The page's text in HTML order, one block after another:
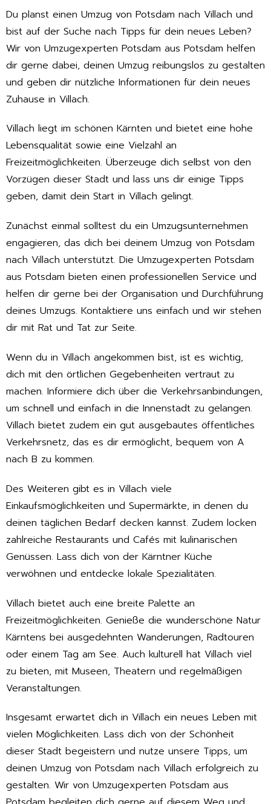
Du planst einen Umzug von Potsdam nach Villach und
bist auf der Suche nach Tipps für dein neues Leben?
Wir von Umzugexperten Potsdam aus Potsdam helfen
dir gerne dabei, deinen Umzug reibungslos zu gestalten
und geben dir nützliche Informationen für dein neues
Zuhause in Villach.
Villach liegt im schönen Kärnten und bietet eine hohe
Lebensqualität sowie eine Vielzahl an
Freizeitmöglichkeiten. Überzeuge dich selbst von den
Vorzügen dieser Stadt und lass uns dir einige Tipps
geben, damit dein Start in Villach gelingt.
Zunächst einmal solltest du ein Umzugsunternehmen
engagieren, das dich bei deinem Umzug von Potsdam
nach Villach unterstützt. Die Umzugexperten Potsdam
aus Potsdam bieten einen professionellen Service und
helfen dir gerne bei der Organisation und Durchführung
deines Umzugs. Kontaktiere uns einfach und wir stehen
dir mit Rat und Tat zur Seite.
Wenn du in Villach angekommen bist, ist es wichtig,
dich mit den örtlichen Gegebenheiten vertraut zu
machen. Informiere dich über die Verkehrsanbindungen,
um schnell und einfach in die Innenstadt zu gelangen.
Villach bietet zudem ein gut ausgebautes öffentliches
Verkehrsnetz, das es dir ermöglicht, bequem von A
nach B zu kommen.
Des Weiteren gibt es in Villach viele
Einkaufsmöglichkeiten und Supermärkte, in denen du
deinen täglichen Bedarf decken kannst. Zudem locken
zahlreiche Restaurants und Cafés mit kulinarischen
Genüssen. Lass dich von der Kärntner Küche
verwöhnen und entdecke lokale Spezialitäten.
Villach bietet auch eine breite Palette an
Freizeitmöglichkeiten. Genieße die wunderschöne Natur
Kärntens bei ausgedehnten Wanderungen, Radtouren
oder einem Tag am See. Auch kulturell hat Villach viel
zu bieten, mit Museen, Theatern und regelmäßigen
Veranstaltungen.
Insgesamt erwartet dich in Villach ein neues Leben mit
vielen Möglichkeiten. Lass dich von der Schönheit
dieser Stadt begeistern und nutze unsere Tipps, um
deinen Umzug von Potsdam nach Villach erfolgreich zu
gestalten. Wir von Umzugexperten Potsdam aus